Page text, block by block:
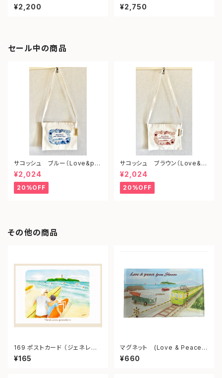
¥2,200 ¥2,750
セール中の商品
サコッシュ ブルー（Love&pe
ace from shonan)
¥2,024
20%OFF
サコッシュ ブラウン（Love&p
eace from shonan)
¥2,024
20%OFF
その他の商品
169 ポストカード （ジェネレー
ション） ”Generation”
¥165
マグネット (Love & Peace f
rom shonan)
¥660